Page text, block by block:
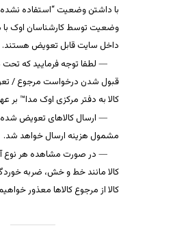
با داشتن وضعیت “استفاده
وضعیت توسط کارشناسان اوک
داخل سایت قابل تعویض هستند.
لطفا توجه فرمایید که
قبول شدن درخواست مرجوع /
کالا به دفتر مرکزی اوک مدا™ بر
ارسال کالاهای تعویض
مشمول هزینه ارسال خواهد شد.
در صورت مشاهده هر نوع
کالا مانند خط و خش، ضربه
کالا از مرجوع کالاها معذور